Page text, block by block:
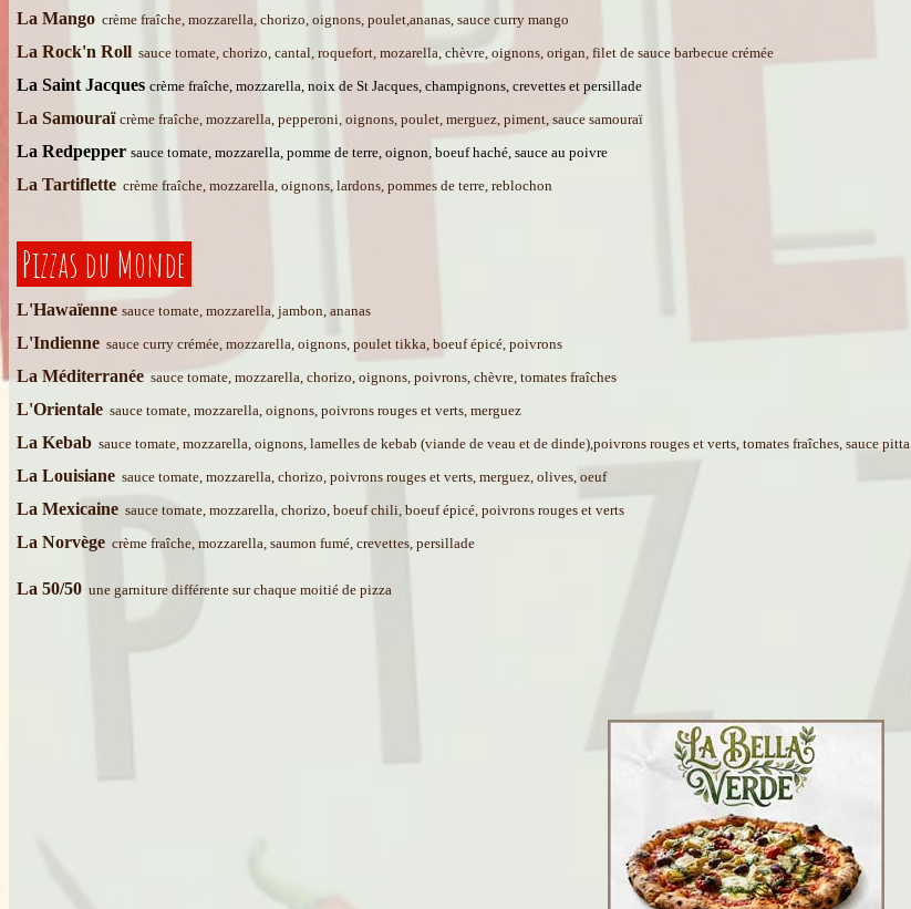
La Mango crème fraîche, mozzarella, chorizo, oignons, poulet,ananas, sauce curry mango
La Rock'n Roll sauce tomate, chorizo, cantal, roquefort, mozarella, chèvre, oignons, origan, filet de sauce barbecue crémée
La Saint Jacques crème fraîche, mozzarella, noix de St Jacques, champignons, crevettes et persillade
La Samouraï crème fraîche, mozzarella, pepperoni, oignons, poulet, merguez, piment, sauce samouraï
La Redpepper sauce tomate, mozzarella, pomme de terre, oignon, boeuf haché, sauce au poivre
La Tartiflette crème fraîche, mozzarella, oignons, lardons, pommes de terre, reblochon
Pizzas du Monde
L'Hawaïenne sauce tomate, mozzarella, jambon, ananas
L'Indienne sauce curry crémée, mozzarella, oignons, poulet tikka, boeuf épicé, poivrons
La Méditerranée sauce tomate, mozzarella, chorizo, oignons, poivrons, chèvre, tomates fraîches
L'Orientale sauce tomate, mozzarella, oignons, poivrons rouges et verts, merguez
La Kebab sauce tomate, mozzarella, oignons, lamelles de kebab (viande de veau et de dinde),poivrons rouges et verts, tomates fraîches, sauce pitta
La Louisiane sauce tomate, mozzarella, chorizo, poivrons rouges et verts, merguez, olives, oeuf
La Mexicaine sauce tomate, mozzarella, chorizo, boeuf chili, boeuf épicé, poivrons rouges et verts
La Norvège crème fraîche, mozzarella, saumon fumé, crevettes, persillade
La 50/50 une garniture différente sur chaque moitié de pizza